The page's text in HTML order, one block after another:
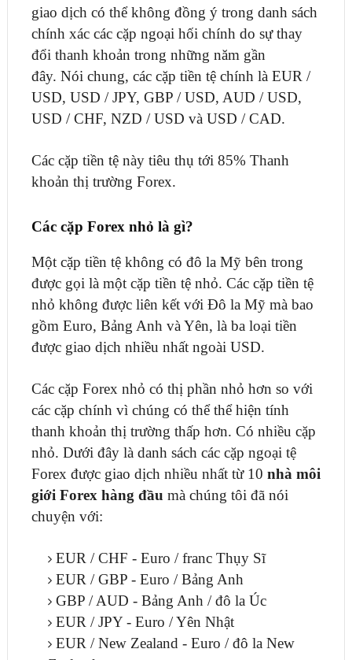
giao dịch có thể không đồng ý trong danh sách
chính xác các cặp ngoại hối chính do sự thay
đổi thanh khoản trong những năm gần
đây. Nói chung, các cặp tiền tệ chính là EUR /
USD, USD / JPY, GBP / USD, AUD / USD,
USD / CHF, NZD / USD và USD / CAD.
Các cặp tiền tệ này tiêu thụ tới 85% Thanh
khoản thị trường Forex.
Các cặp Forex nhỏ là gì?
Một cặp tiền tệ không có đô la Mỹ bên trong
được gọi là một cặp tiền tệ nhỏ. Các cặp tiền tệ
nhỏ không được liên kết với Đô la Mỹ mà bao
gồm Euro, Bảng Anh và Yên, là ba loại tiền
được giao dịch nhiều nhất ngoài USD.
Các cặp Forex nhỏ có thị phần nhỏ hơn so với
các cặp chính vì chúng có thể thể hiện tính
thanh khoản thị trường thấp hơn. Có nhiều cặp
nhỏ. Dưới đây là danh sách các cặp ngoại tệ
Forex được giao dịch nhiều nhất từ ​​10 nhà môi
giới Forex hàng đầu mà chúng tôi đã nói
chuyện với:
EUR / CHF - Euro / franc Thụy Sĩ
EUR / GBP - Euro / Bảng Anh
GBP / AUD - Bảng Anh / đô la Úc
EUR / JPY - Euro / Yên Nhật
EUR / New Zealand - Euro / đô la New